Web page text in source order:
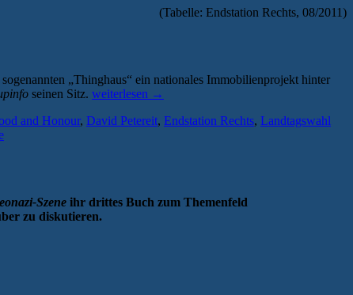
(Tabelle: Endstation Rechts, 08/2011)
„Thinghaus“ ein nationales Immobilienprojekt hinter
seinen Sitz. „Rechtsextreme
in
bis
zu
weiterlesen →
and Honour, David Petereit, Endstation Rechts, Landtagswahl
Szene ihr drittes Buch zum Themenfeld
zu diskutieren.